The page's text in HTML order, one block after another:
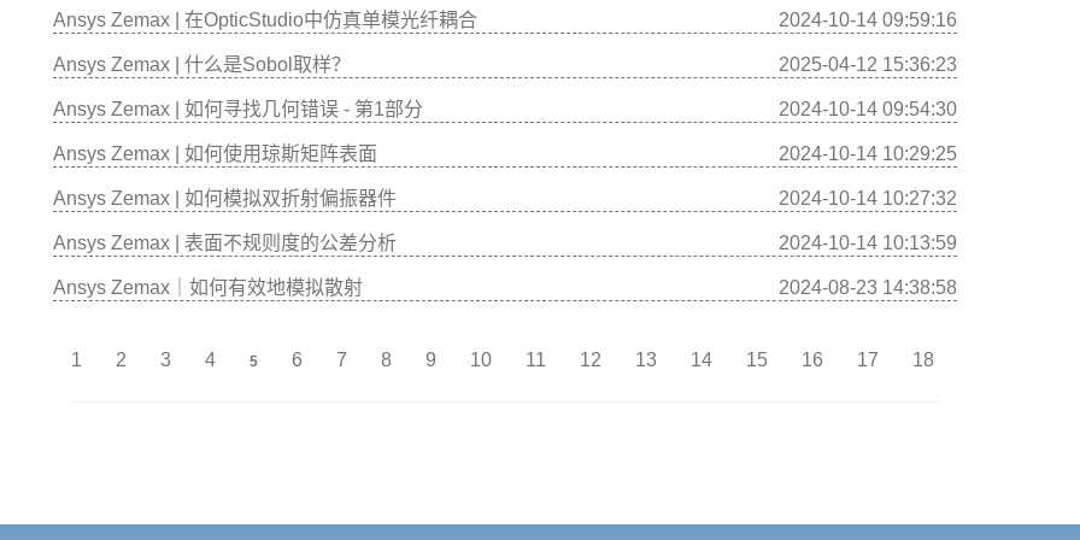
Ansys Zemax | 在OpticStudio中仿真单模光纤耦合 2024-10-14 09:59:16
Ansys Zemax | 什么是Sobol取样？ 2025-04-12 15:36:23
Ansys Zemax | 如何寻找几何错误 - 第1部分 2024-10-14 09:54:30
Ansys Zemax | 如何使用琼斯矩阵表面 2024-10-14 10:29:25
Ansys Zemax | 如何模拟双折射偏振器件 2024-10-14 10:27:32
Ansys Zemax | 表面不规则度的公差分析 2024-10-14 10:13:59
Ansys Zemax｜如何有效地模拟散射 2024-08-23 14:38:58
1 2 3 4 5 6 7 8 9 10 11 12 13 14 15 16 17 18